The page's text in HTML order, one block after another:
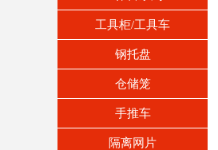
工具柜/工具车
钢托盘
仓储笼
手推车
隔离网片